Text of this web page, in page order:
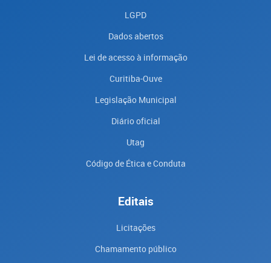
LGPD
Dados abertos
Lei de acesso à informação
Curitiba-Ouve
Legislação Municipal
Diário oficial
Utag
Código de Ética e Conduta
Editais
Licitações
Chamamento público